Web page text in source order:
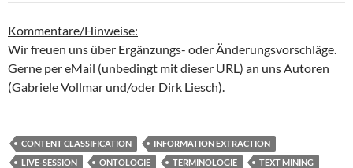
Kommentare/Hinweise:
Wir freuen uns über Ergänzungs- oder Änderungsvorschläge.
Gerne per eMail (unbedingt mit dieser URL) an uns Autoren
(Gabriele Vollmar und/oder Dirk Liesch).
CONTENT CLASSIFICATION
INFORMATION EXTRACTION
LIVE-SESSION
ONTOLOGIE TERMINOLOGIE
TEXT MINING